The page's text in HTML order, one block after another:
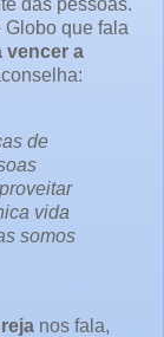
das pessoas.
que fala
vencer a
de
vida
somos
nos fala,